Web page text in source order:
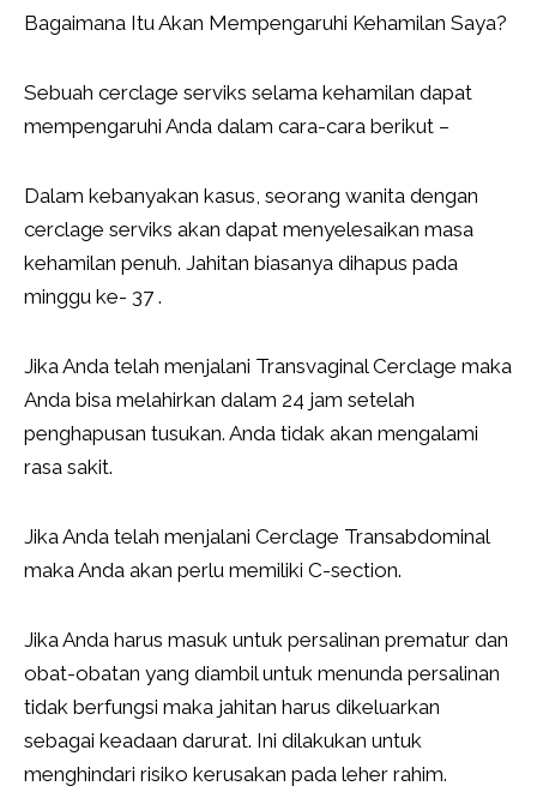
Bagaimana Itu Akan Mempengaruhi Kehamilan Saya?
Sebuah cerclage serviks selama kehamilan dapat
mempengaruhi Anda dalam cara-cara berikut –
Dalam kebanyakan kasus, seorang wanita dengan
cerclage serviks akan dapat menyelesaikan masa
kehamilan penuh. Jahitan biasanya dihapus pada
minggu ke- 37 .
Jika Anda telah menjalani Transvaginal Cerclage maka
Anda bisa melahirkan dalam 24 jam setelah
penghapusan tusukan. Anda tidak akan mengalami
rasa sakit.
Jika Anda telah menjalani Cerclage Transabdominal
maka Anda akan perlu memiliki C-section.
Jika Anda harus masuk untuk persalinan prematur dan
obat-obatan yang diambil untuk menunda persalinan
tidak berfungsi maka jahitan harus dikeluarkan
sebagai keadaan darurat. Ini dilakukan untuk
menghindari risiko kerusakan pada leher rahim.